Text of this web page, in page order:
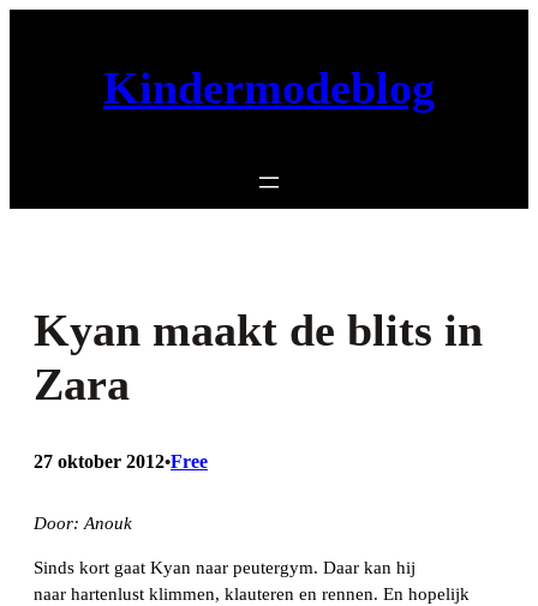
Kindermodeblog
Kyan maakt de blits in
Zara
27 oktober 2012•Free
Door: Anouk
Sinds kort gaat Kyan naar peutergym. Daar kan hij
naar hartenlust klimmen, klauteren en rennen. En hopelijk